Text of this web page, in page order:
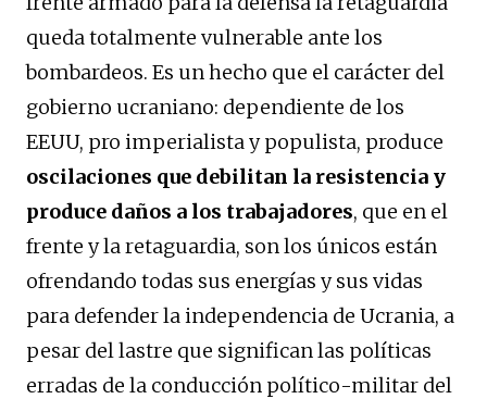
queda totalmente vulnerable ante los
bombardeos. Es un hecho que el carácter del
gobierno ucraniano: dependiente de los
EEUU, pro imperialista y populista, produce
oscilaciones que debilitan la resistencia y
produce daños a los trabajadores, que en el
frente y la retaguardia, son los únicos están
ofrendando todas sus energías y sus vidas
para defender la independencia de Ucrania, a
pesar del lastre que significan las políticas
erradas de la conducción político-militar del